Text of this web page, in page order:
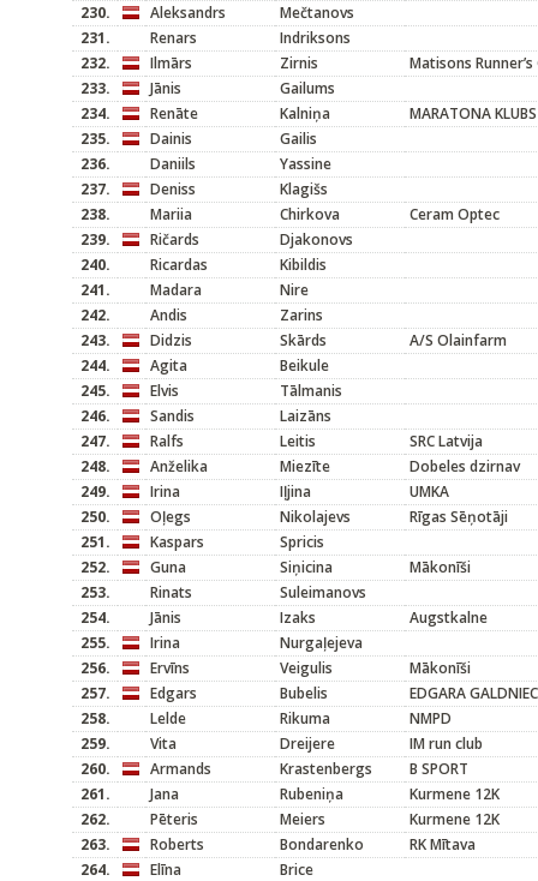
230.
Aleksandrs
Mečtanovs
231.
Renars
Indriksons
232.
Ilmārs Zirnis
Matisons Runner’s
233.
Jānis
Gailums
234.
Renāte Kalniņa
MARATONA KLUBS
235.
Dainis
Gailis
236.
Daniils
Yassine
237.
Deniss
Klagišs
238.
Mariia Chirkova
Ceram Optec
239.
Ričards
Djakonovs
240.
Ricardas
Kibildis
241.
Madara
Nire
242.
Andis
Zarins
243.
Didzis Skārds
A/S Olainfarm
244.
Agita
Beikule
245.
Elvis
Tālmanis
246.
Sandis
Laizāns
247.
Ralfs Leitis
SRC Latvija
248.
Anželika Miezīte
Dobeles dzirnav
249.
Irina Iļjina
UMKA
250.
Oļegs Nikolajevs
Rīgas Sēņotāji
251.
Kaspars
Spricis
252.
Guna Siņicina
Mākonīši
253.
Rinats
Suleimanovs
254.
Jānis Izaks
Augstkalne
255.
Irina
Nurgaļejeva
256.
Ervīns Veigulis
Mākonīši
257.
Edgars Bubelis
EDGARA
258.
Lelde Rikuma
NMPD
259.
Vita Dreijere
IM run club
260.
Armands Krastenbergs
B SPORT
261.
Jana Rubeniņa
Kurmene 12K
262.
Pēteris Meiers
Kurmene 12K
263.
Roberts Bondarenko
RK Mītava
264.
Elīna
Brice